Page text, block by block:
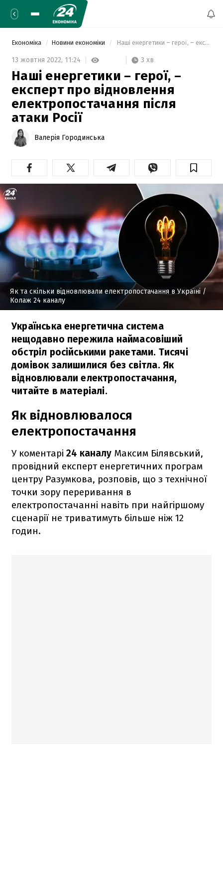
Економіка Новини економіки Наші енергетики – герої, – експерт про відновлення електропостачання після атаки Росії
13 жовтня 2022, 11:24 3 хв
Наші енергетики – герої, –
експерт про відновлення
електропостачання після
атаки Росії
Валерія Городинська
Як та скільки відновлювали електропостачання в Україні /
Колаж 24 каналу
Українська енергетична система
нещодавно пережила наймасовіший
обстріл російськими ракетами. Тисячі
домівок залишилися без світла. Як
відновлювали електропостачання,
читайте в матеріалі.
Як відновлювалося
електропостачання
У коментарі 24 каналу Максим Білявський,
провідний експерт енергетичних програм
центру Разумкова, розповів, що з технічної
точки зору переривання в
електропостачанні навіть при найгіршому
сценарії не триватимуть більше ніж 12
годин.